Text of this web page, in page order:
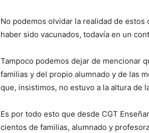
No podemos olvidar la realidad de
haber sido vacunados, todavía en un
Tampoco podemos dejar de mencionar
familias y del propio alumnado y de las
que, insistimos, no estuvo a la altura de
Es por todo esto que desde CGT
cientos de familias, alumnado y